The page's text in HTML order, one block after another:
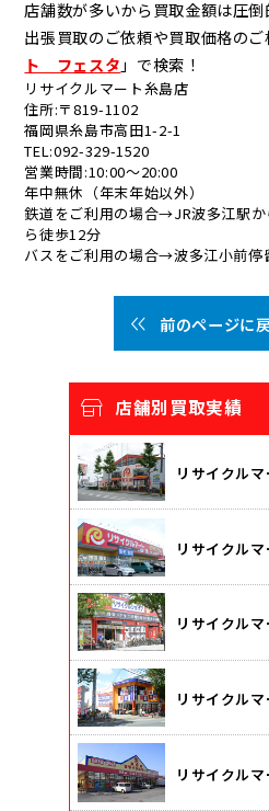
店舗数が多いから買取金額は圧
出張買取のご依頼や買取価格の
ト フェスタ 」で検索！
リサイクルマート糸島店
住所:〒819-1102
福岡県糸島市高田1-2-1
TEL:092-329-1520
営業時間:10:00～20:00
年中無休（年末年始以外）
鉄道をご利用の場合→JR波多江駅
ら徒歩12分
バスをご利用の場合→波多江小前停
前のページに
店舗別買取実績
リサイクルマ
リサイクル
リサイクルマ
リサイクル
リサイクルマ